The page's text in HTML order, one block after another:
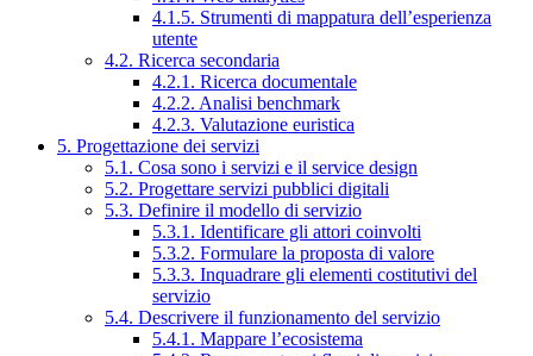
4.1.5. Strumenti di mappatura dell’esperienza
utente
4.2. Ricerca secondaria
4.2.1. Ricerca documentale
4.2.2. Analisi benchmark
4.2.3. Valutazione euristica
5. Progettazione dei servizi
5.1. Cosa sono i servizi e il service design
5.2. Progettare servizi pubblici digitali
5.3. Definire il modello di servizio
5.3.1. Identificare gli attori coinvolti
5.3.2. Formulare la proposta di valore
5.3.3. Inquadrare gli elementi costitutivi del
servizio
5.4. Descrivere il funzionamento del servizio
5.4.1. Mappare l’ecosistema